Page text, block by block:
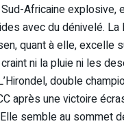
Sud-Africaine
avec du dénivelé. La
quant à elle, excelle
ni la pluie ni les
double
après une victoire
semble au sommet